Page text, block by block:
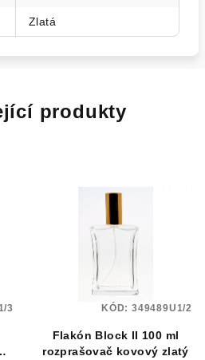
Zlatá
produkty
3
Flakón Block II 100 ml
rozprašovač kovový zlatý
KÓD: 349489U1/2